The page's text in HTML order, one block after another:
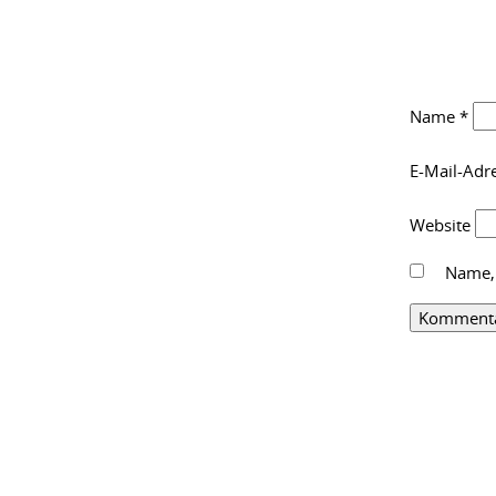
Name *
E-Mail-
Website